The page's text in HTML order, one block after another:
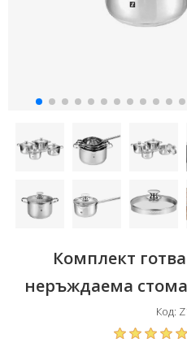
Комплект
неръждаема
Код: